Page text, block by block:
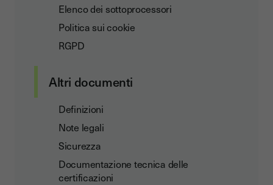
Elenco dei sottoprocessori
Politica sui cookie
RGPD
Altri documenti
Definizioni
Note legali
Sicurezza
Documentazione tecnica delle
certificazioni